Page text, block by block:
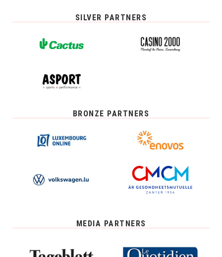
SILVER PARTNERS
BRONZE PARTNERS
MEDIA PARTNERS